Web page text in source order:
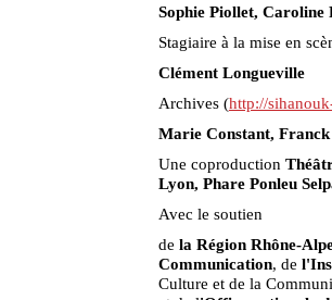
Sophie Piollet, Caroline
Stagiaire à la mise en
Clément Longueville
Archives (http://
Marie Constant, Franck
Une coproduction
Lyon, Phare Ponleu
Avec le soutien
de la Région Rhône-
Communication, de
Culture et de la